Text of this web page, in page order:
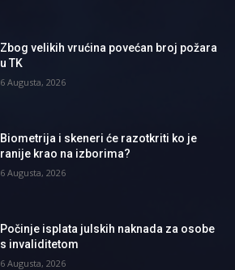
Zbog velikih vrućina povećan broj požara
u TK
6 Augusta, 2026
Biometrija i skeneri će razotkriti ko je
ranije krao na izborima?
6 Augusta, 2026
Počinje isplata julskih naknada za osobe
s invaliditetom
6 Augusta, 2026